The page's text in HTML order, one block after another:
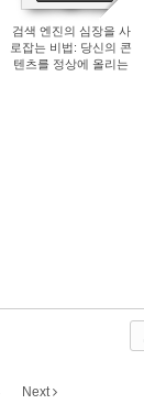
검색 엔진의 심장을 사
로잡는 비법: 당신의 콘
텐츠를 정상에 올리는
Next